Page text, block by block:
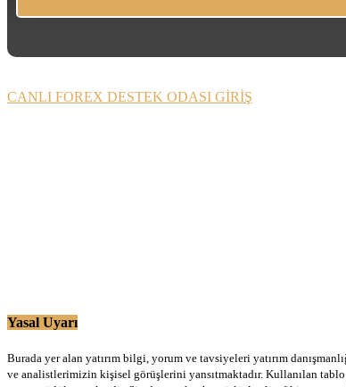
CANLI FOREX DESTEK ODASI GİRİŞ
Yasal Uyarı
Burada yer alan yatırım bilgi, yorum ve tavsiyeleri yatırım
ve analistlerimizin kişisel görüşlerini yansıtmaktadır. Kullanılan